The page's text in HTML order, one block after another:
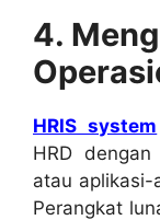
4.
HRIS system
HRD
atau aplikasi-
Perangkat